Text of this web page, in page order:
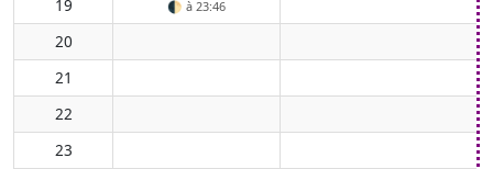
19 🌓 à 23:46
20
21
22
23